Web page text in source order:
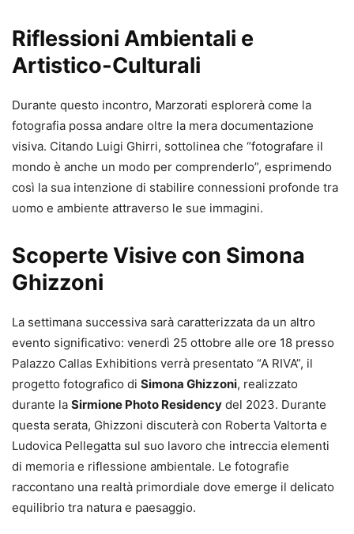
Riflessioni Ambientali e
Artistico-Culturali
Durante questo incontro, Marzorati esplorerà come la
fotografia possa andare oltre la mera documentazione
visiva. Citando Luigi Ghirri, sottolinea che “fotografare il
mondo è anche un modo per comprenderlo”, esprimendo
così la sua intenzione di stabilire connessioni profonde tra
uomo e ambiente attraverso le sue immagini.
Scoperte Visive con Simona
Ghizzoni
La settimana successiva sarà caratterizzata da un altro
evento significativo: venerdì 25 ottobre alle ore 18 presso
Palazzo Callas Exhibitions verrà presentato “A RIVA”, il
progetto fotografico di Simona Ghizzoni, realizzato
durante la Sirmione Photo Residency del 2023. Durante
questa serata, Ghizzoni discuterà con Roberta Valtorta e
Ludovica Pellegatta sul suo lavoro che intreccia elementi
di memoria e riflessione ambientale. Le fotografie
raccontano una realtà primordiale dove emerge il delicato
equilibrio tra natura e paesaggio.